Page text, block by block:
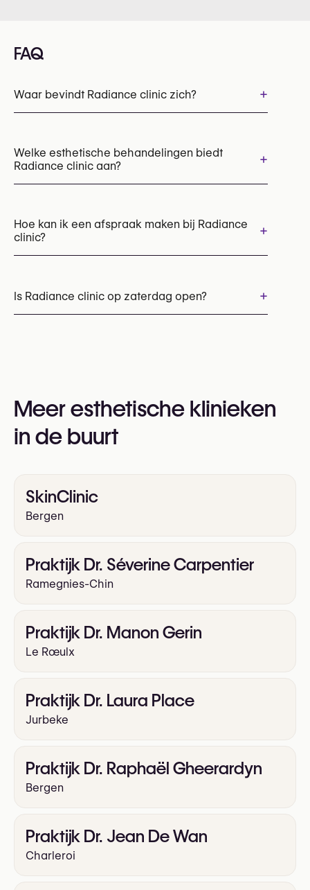
FAQ
Waar bevindt Radiance clinic zich? +
Welke esthetische behandelingen biedt
Radiance clinic aan?
+
EMS lichaamssculpting (HIFEM)
Injections voor de lippen
Hyaluronzuur injecties
Hoe kan ik een afspraak maken bij Radiance
clinic?
+
+32 497 19 48 05
U kunt ook hun website bezoeken voor meer
Is Radiance clinic op zaterdag open? +
Meer esthetische klinieken
in de buurt
SkinClinic
Bergen
Praktijk Dr. Séverine Carpentier
Ramegnies-Chin
Praktijk Dr. Manon Gerin
Le Rœulx
Praktijk Dr. Laura Place
Jurbeke
Praktijk Dr. Raphaël Gheerardyn
Bergen
Praktijk Dr. Jean De Wan
Charleroi